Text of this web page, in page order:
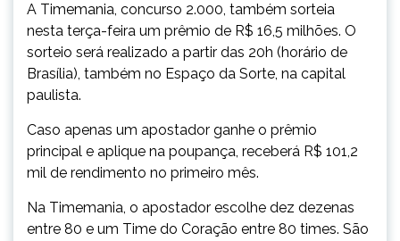
A Timemania, concurso 2.000, também sorteia
nesta terça-feira um prêmio de R$ 16,5 milhões. O
sorteio será realizado a partir das 20h (horário de
Brasília), também no Espaço da Sorte, na capital
paulista.
Caso apenas um apostador ganhe o prêmio
principal e aplique na poupança, receberá R$ 101,2
mil de rendimento no primeiro mês.
Na Timemania, o apostador escolhe dez dezenas
entre 80 e um Time do Coração entre 80 times. São